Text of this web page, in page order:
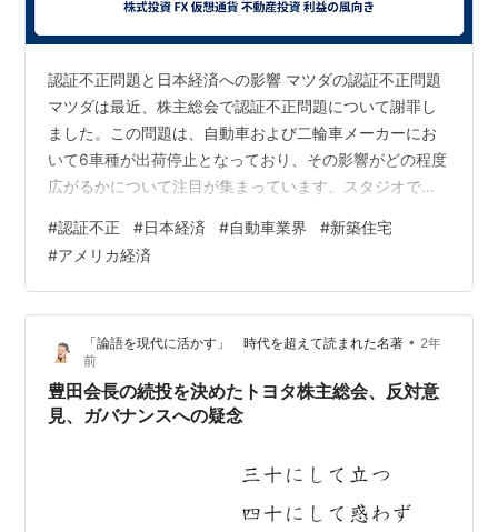
認証不正問題と日本経済への影響 マツダの認証不正問題
マツダは最近、株主総会で認証不正問題について謝罪し
ました。この問題は、自動車および二輪車メーカーにお
いて6車種が出荷停止となっており、その影響がどの程度
広がるかについて注目が集まっています。スタジオで
解説しました。 認証不正問題の背景 認証不正問題は、自
動車および二輪車メーカーが認証手続きを不正に行った
ことで、製品の品質や安全性に疑問が生じ、出荷停止に
至ったものです。年初にはダイハツ工業でも同様の問題
が発生しており、自動車業界全体に影響を及ぼしていま
す。 経済への影響 自動車・二輪車販売額の…
#認証不正 #日本経済 #自動車業界 #新築住宅
#アメリカ経済
「論語を現代に活かす」 時代を超えて読まれた名著 • 2年
前
豊田会長の続投を決めたトヨタ株主総会、反対意
見、ガバナンスへの疑念